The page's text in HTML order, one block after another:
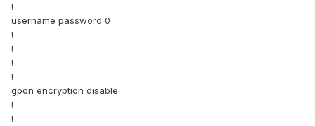
!
username password 0
!
!
!
!
gpon encryption disable
!
!